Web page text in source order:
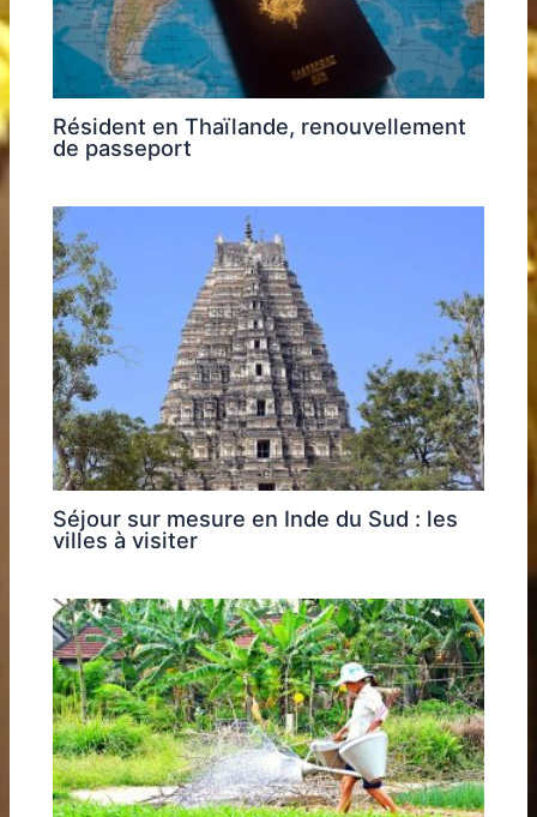
Résident en Thaïlande, renouvellement
de passeport
Séjour sur mesure en Inde du Sud : les
villes à visiter